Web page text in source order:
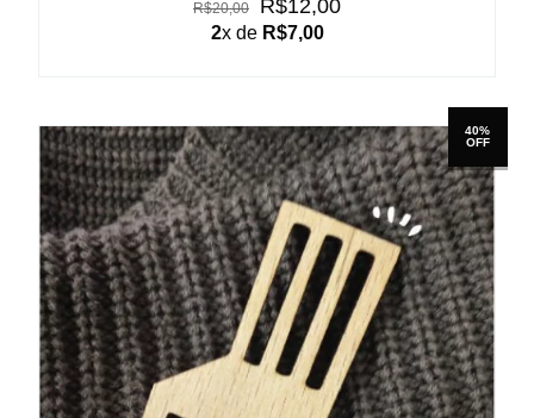
R$20,00 R$12,00
2x de R$7,00
40%
OFF